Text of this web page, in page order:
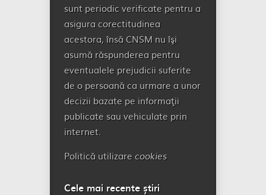
sunt periodic verificate pentru a
asigura corectitudinea
acestora, însă CNSM nu îşi
asumă răspunderea pentru
eventualele prejudicii suferite
de o persoană ca urmare a unor
decizii bazate pe informaţii
publicate sau vehiculate prin
internet.
Politică utilizare cookies
Cele mai recente știri